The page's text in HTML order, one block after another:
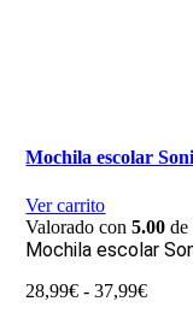
Mochila escolar
Ver carrito
Valorado con5.00 de
Mochila escolar
28,99€ - 37,99€Rango